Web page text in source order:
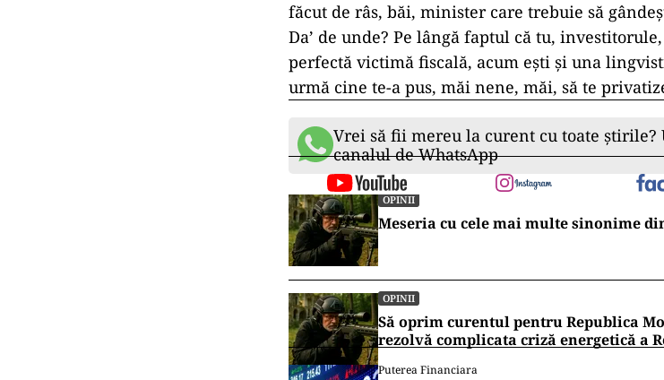
făcut de râs, băi, minister care trebuie să
Da’ de unde? Pe lângă faptul că tu,
perfectă victimă fiscală, acum ești și una
urmă cine te-a pus, măi nene, măi, să te
Vrei să fii mereu la curent cu toate știrile?
canalul de WhatsApp
OPINII
Meseria cu cele mai multe sinonime
OPINII
Să oprim curentul pentru Republica
rezolvă complicata criză energetică a
Puterea Financiara